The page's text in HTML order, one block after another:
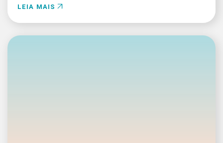
LEIA MAIS